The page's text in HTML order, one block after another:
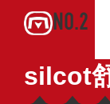
NO.2
silcot